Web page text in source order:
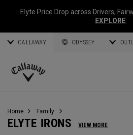
Elyte Price Drop across Drivers,
EXPLORE
CALLAWAY ODYSSEY
Callaway
Home Family
ELYTE IRONS VIEW MORE